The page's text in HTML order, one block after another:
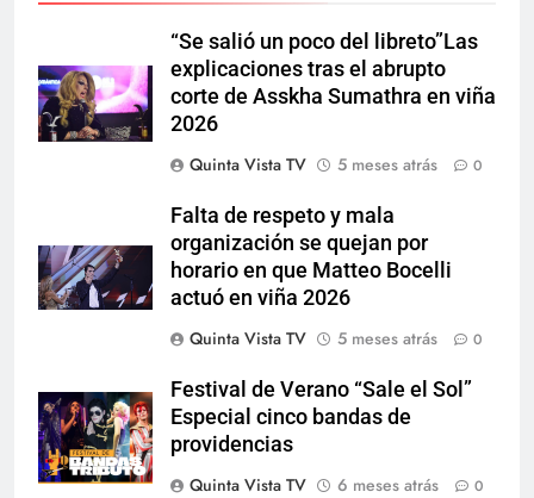
“Se salió un poco del libreto”Las
explicaciones tras el abrupto
corte de Asskha Sumathra en viña
2026
Quinta Vista TV
5 meses atrás 0
Falta de respeto y mala
organización se quejan por
horario en que Matteo Bocelli
actuó en viña 2026
Quinta Vista TV
5 meses atrás 0
Festival de Verano “Sale el Sol”
Especial cinco bandas de
providencias
Quinta Vista TV
6 meses atrás 0